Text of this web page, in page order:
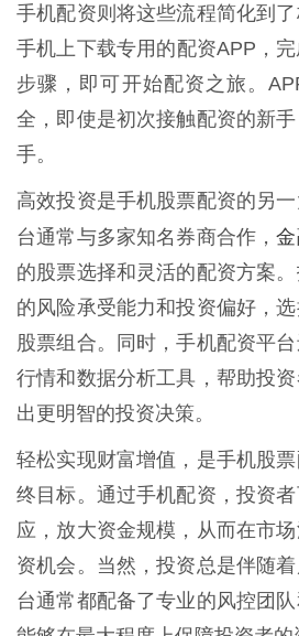
手机配资则将这些流程简化到
手机上下载专用的配资APP，
步骤，即可开始配资之旅。
全，即使是初次接触配资的新
手。
高效投资是手机股票配资的另
台通常与多家知名券商合作，
的股票选择和灵活的配资方案
的风险承受能力和投资偏好，
股票组合。同时，手机配资平
行情和数据分析工具，帮助投
出更明智的投资决策。
轻松实现财富增值，是手机股
终目标。通过手机配资，投资
应，放大资金规模，从而在市
资机会。当然，投资总是伴随
台通常都配备了专业的风控团队